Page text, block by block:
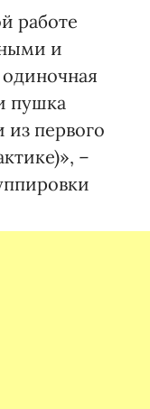
работе
и
пушка
из первого
–